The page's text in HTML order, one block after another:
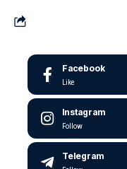
Facebook
Like
Instagram
Follow
Telegram